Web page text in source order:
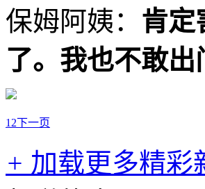
保姆阿姨： 肯定
了。 我也不敢出
1 2下一页
+ 加载更多精彩